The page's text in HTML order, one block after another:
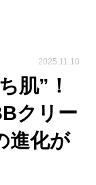
2025.11.10
肌”！
クリー
進化が